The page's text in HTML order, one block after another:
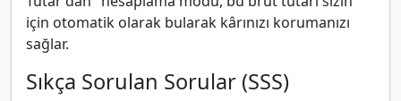
için otomatik olarak bularak kârınızı korumanızı
sağlar.
Sıkça Sorulan Sorular (SSS)